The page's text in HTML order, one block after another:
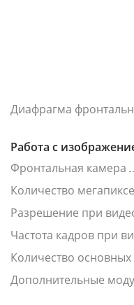
Диафрагма
Работа с
Фронтальная камера
Количество
Разрешение при
Частота кадров при
Количество
Дополнительные